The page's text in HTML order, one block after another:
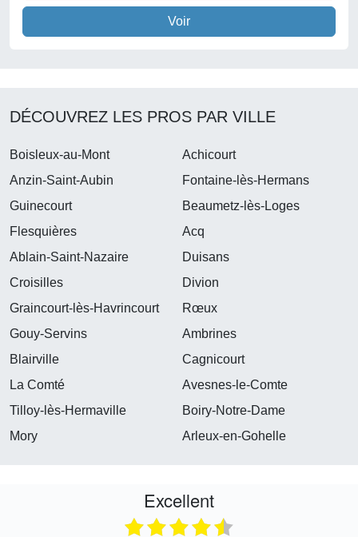
Voir
DÉCOUVREZ LES PROS PAR VILLE
Boisleux-au-Mont
Achicourt
Anzin-Saint-Aubin
Fontaine-lès-Hermans
Guinecourt
Beaumetz-lès-Loges
Flesquières
Acq
Ablain-Saint-Nazaire
Duisans
Croisilles
Divion
Graincourt-lès-Havrincourt
Rœux
Gouy-Servins
Ambrines
Blairville
Cagnicourt
La Comté
Avesnes-le-Comte
Tilloy-lès-Hermaville
Boiry-Notre-Dame
Mory
Arleux-en-Gohelle
Excellent